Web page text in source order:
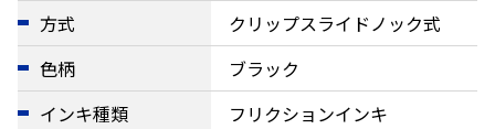
方式
クリップスライドノック式
色柄
ブラック
インキ種類
フリクションインキ